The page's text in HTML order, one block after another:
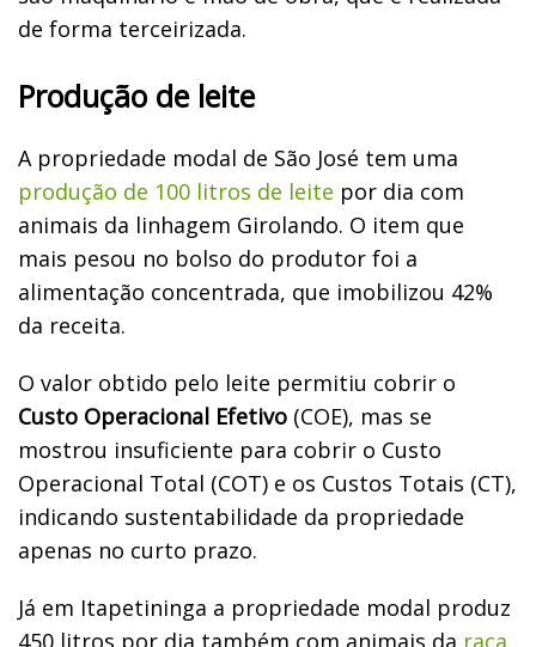
de forma terceirizada.
Produção de leite
A propriedade modal de São José tem uma
produção de 100 litros de leite por dia com
animais da linhagem Girolando. O item que
mais pesou no bolso do produtor foi a
alimentação concentrada, que imobilizou 42%
da receita.
O valor obtido pelo leite permitiu cobrir o
Custo Operacional Efetivo (COE), mas se
mostrou insuficiente para cobrir o Custo
Operacional Total (COT) e os Custos Totais (CT),
indicando sustentabilidade da propriedade
apenas no curto prazo.
Já em Itapetininga a propriedade modal produz
450 litros por dia também com animais da raça